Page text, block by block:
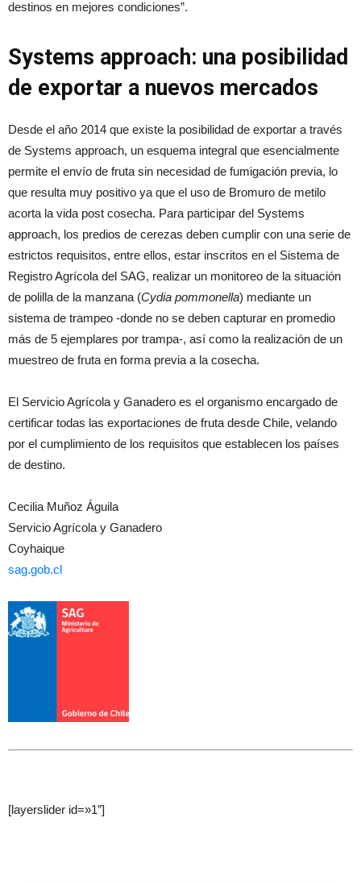
destinos en mejores condiciones”.
Systems approach: una posibilidad
de exportar a nuevos mercados
Desde el año 2014 que existe la posibilidad de exportar a través
de Systems approach, un esquema integral que esencialmente
permite el envío de fruta sin necesidad de fumigación previa, lo
que resulta muy positivo ya que el uso de Bromuro de metilo
acorta la vida post cosecha. Para participar del Systems
approach, los predios de cerezas deben cumplir con una serie de
estrictos requisitos, entre ellos, estar inscritos en el Sistema de
Registro Agrícola del SAG, realizar un monitoreo de la situación
de polilla de la manzana (Cydia pommonella) mediante un
sistema de trampeo -donde no se deben capturar en promedio
más de 5 ejemplares por trampa-, así como la realización de un
muestreo de fruta en forma previa a la cosecha.
El Servicio Agrícola y Ganadero es el organismo encargado de
certificar todas las exportaciones de fruta desde Chile, velando
por el cumplimiento de los requisitos que establecen los países
de destino.
Cecilia Muñoz Águila
Servicio Agrícola y Ganadero
Coyhaique
sag.gob.cl
[layerslider id=»1″]